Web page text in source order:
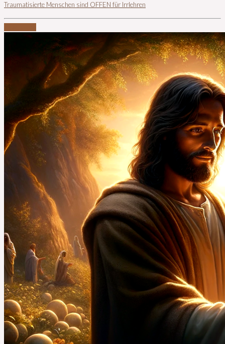
Traumatisierte Menschen sind OFFEN für Irrlehren